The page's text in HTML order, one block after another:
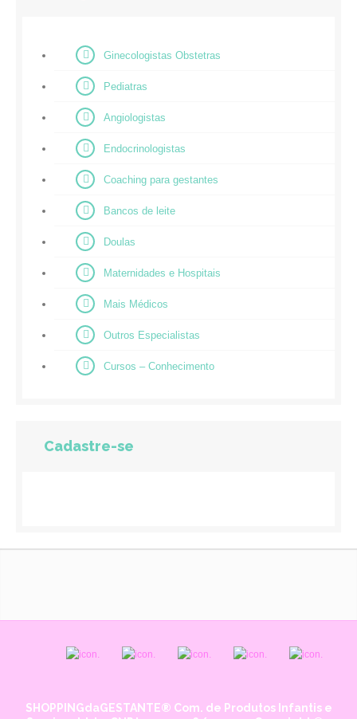
Ginecologistas Obstetras
Pediatras
Angiologistas
Endocrinologistas
Coaching para gestantes
Bancos de leite
Doulas
Maternidades e Hospitais
Mais Médicos
Outros Especialistas
Cursos – Conhecimento
Cadastre-se
. . . . .
SHOPPINGdaGESTANTE® Com. de Produtos Infantis e